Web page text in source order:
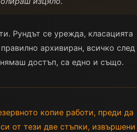
Рундът се урежда, класацията
архивиран, всичко след
достъп, са едно и също.
копие работи, преди да
от тези две стъпки, извършени